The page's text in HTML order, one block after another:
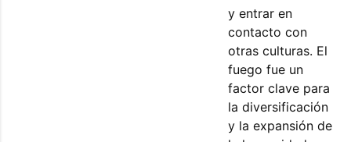
y entrar en
contacto con
otras culturas. El
fuego fue un
factor clave para
la diversificación
y la expansión de